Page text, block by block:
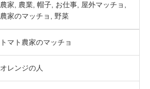
農家 農業 帽子 お仕事 屋外マッチョ
農家のマッチョ
野菜
トマト農家のマッチョ
オレンジの人